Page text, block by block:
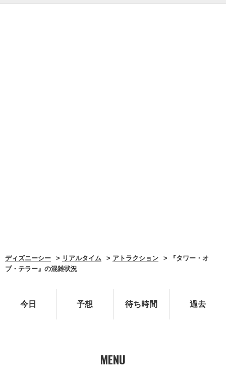
ディズニーシー リアルタイム アトラクション
『タワー・オ
ブ・テラー』の混雑状況
今日 予想 待ち時間 過去
MENU